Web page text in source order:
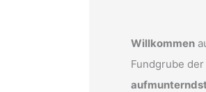
Willkommen
Fundgrube der